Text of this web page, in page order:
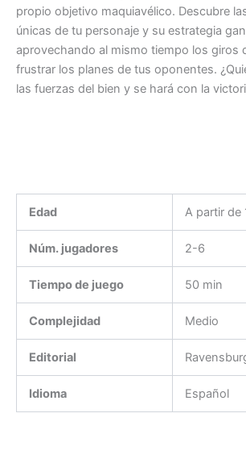
propio objetivo maquiavélico. Descubre
únicas de tu personaje y su estrategia
aprovechando al mismo tiempo los giros
frustrar los planes de tus oponentes.
las fuerzas del bien y se hará con la
Edad A partir de
Núm. jugadores 2-6
Tiempo de juego 50 min
Complejidad Medio
Editorial
Idioma Español